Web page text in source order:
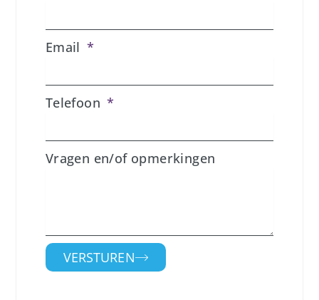
Email
Telefoon
Vragen en/of opmerkingen
VERSTUREN